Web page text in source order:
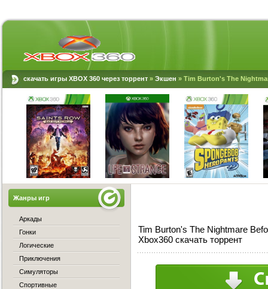
скачать игры XBOX 360 через торрент » Экшен » Tim Burton's The
Tim Burton's The Nightmare
Xbox360 скачать торрент
Жанры игр
Аркады
Гонки
Логические
Приключения
Симуляторы
Спортивные